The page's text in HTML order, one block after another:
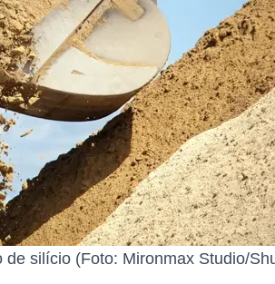
silício (Foto: Mironmax Studio/